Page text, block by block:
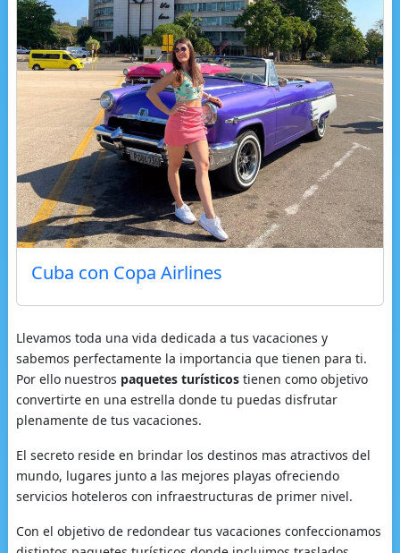
Cuba con Copa Airlines
Llevamos toda una vida dedicada a tus vacaciones y
sabemos perfectamente la importancia que tienen para ti.
Por ello nuestros paquetes turísticostienen como objetivo
convertirte en una estrella donde tu puedas disfrutar
plenamente de tus vacaciones.
El secreto reside en brindar los destinos mas atractivos del
mundo, lugares junto a las mejores playas ofreciendo
servicios hoteleros con infraestructuras de primer nivel.
Con el objetivo de redondear tus vacaciones confeccionamos